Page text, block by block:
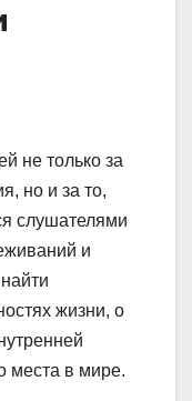
не только за
но и за то,
слушателями
и
жизни, о
места в мире.